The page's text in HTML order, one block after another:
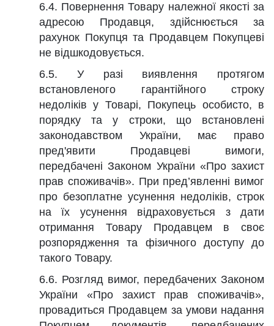
6.4. Повернення Товару належної якості за
адресою Продавця, здійснюється за
рахунок Покупця та Продавцем Покупцеві
не відшкодовується.
6.5. У разі виявлення протягом
встановленого гарантійного строку
недоліків у Товарі, Покупець особисто, в
порядку та у строки, що встановлені
законодавством України, має право
пред'явити Продавцеві вимоги,
передбачені Законом України «Про захист
прав споживачів». При пред’явленні вимог
про безоплатне усунення недоліків, строк
на їх усунення відраховується з дати
отримання Товару Продавцем в своє
розпорядження та фізичного доступу до
такого Товару.
6.6. Розгляд вимог, передбачених Законом
України «Про захист прав споживачів»,
провадиться Продавцем за умови надання